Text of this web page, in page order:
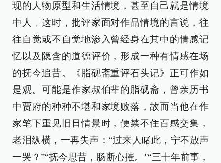
现的人物原型和生活情境，甚至自己就是情境
中人，这时，批评家面对作品情境的言说，往
往自觉或不自觉地渗入曾经身在其中的情感记
忆以及隐含的道德评价，形成一种有情感在场
的抚今追昔。《脂砚斋重评石头记》正可作如
是观。可能是作家叔伯辈的脂砚斋，曾亲历书
中贾府的种种不堪和家境败落，故而当他在作
家笔下重见旧日情景时，便禁不住百感交集，
老泪纵横，一再失声：“过来人睹此，宁不放声
一哭？”“抚今思昔，肠断心摧。”“三十年前事，